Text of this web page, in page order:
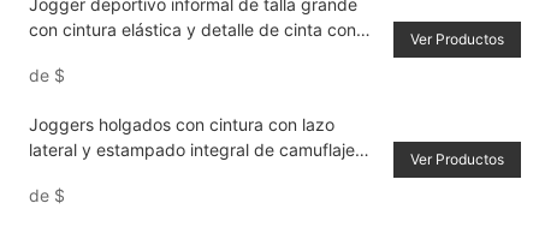
Jogger deportivo informal de talla grande
con cintura elástica y detalle de cinta con
de $
Ver Productos
Joggers holgados con cintura con lazo
lateral y estampado integral de camuflaje
de $
Ver Productos